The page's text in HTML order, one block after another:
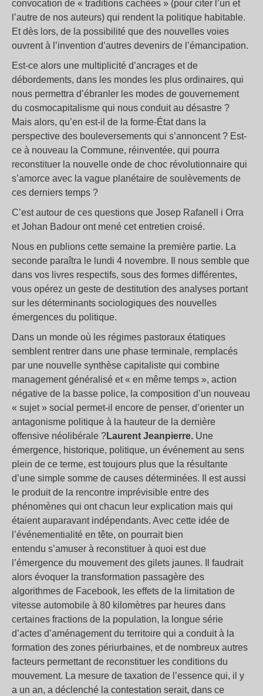
convocation de « traditions cachées » (pour citer l’un et
l’autre de nos auteurs) qui rendent la politique habitable.
Et dès lors, de la possibilité que des nouvelles voies
ouvrent à l’invention d’autres devenirs de l’émancipation.
Est-ce alors une multiplicité d’ancrages et de
débordements, dans les mondes les plus ordinaires, qui
nous permettra d’ébranler les modes de gouvernement
du cosmocapitalisme qui nous conduit au désastre ?
Mais alors, qu’en est-il de la forme-État dans la
perspective des bouleversements qui s’annoncent ? Est-
ce à nouveau la Commune, réinventée, qui pourra
reconstituer la nouvelle onde de choc révolutionnaire qui
s’amorce avec la vague planétaire de soulèvements de
ces derniers temps ?
C’est autour de ces questions que Josep Rafanell i Orra
et Johan Badour ont mené cet entretien croisé.
Nous en publions cette semaine la première partie. La
seconde paraîtra le lundi 4 novembre. Il nous semble que
dans vos livres respectifs, sous des formes différentes,
vous opérez un geste de destitution des analyses portant
sur les déterminants sociologiques des nouvelles
émergences du politique.
Dans un monde où les régimes pastoraux étatiques
semblent rentrer dans une phase terminale, remplacés
par une nouvelle synthèse capitaliste qui combine
management généralisé et « en même temps », action
négative de la basse police, la composition d’un nouveau
« sujet » social permet-il encore de penser, d’orienter un
antagonisme politique à la hauteur de la dernière
offensive néolibérale ?Laurent Jeanpierre. Une
émergence, historique, politique, un événement au sens
plein de ce terme, est toujours plus que la résultante
d’une simple somme de causes déterminées. Il est aussi
le produit de la rencontre imprévisible entre des
phénomènes qui ont chacun leur explication mais qui
étaient auparavant indépendants. Avec cette idée de
l’événementialité en tête, on pourrait bien
entendu s’amuser à reconstituer à quoi est due
l’émergence du mouvement des gilets jaunes. Il faudrait
alors évoquer la transformation passagère des
algorithmes de Facebook, les effets de la limitation de
vitesse automobile à 80 kilomètres par heures dans
certaines fractions de la population, la longue série
d’actes d’aménagement du territoire qui a conduit à la
formation des zones périurbaines, et de nombreux autres
facteurs permettant de reconstituer les conditions du
mouvement. La mesure de taxation de l’essence qui, il y
a un an, a déclenché la contestation serait, dans ce